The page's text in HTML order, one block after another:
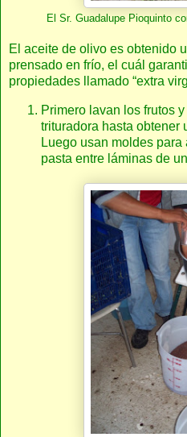
El Sr. Guadalupe Pioquinto
El aceite de olivo es obtenido
prensado en frío, el cuál
propiedades llamado “extra
Primero lavan los frutos
trituradora hasta obtener
Luego usan moldes
pasta entre láminas de